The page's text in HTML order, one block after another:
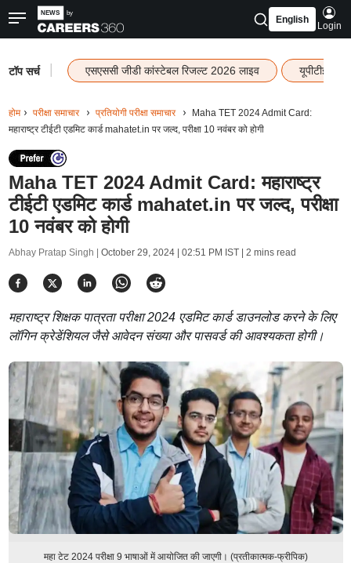
English
Login
टॉप सर्च एसएससी जीडी कांस्टेबल रिजल्ट 2026 लाइव यूपीटीईटी
होम परीक्षा समाचार प्रतियोगी परीक्षा समाचार
Maha TET 2024 Admit Card:
महाराष्ट्र टीईटी एडमिट कार्ड mahatet.in पर जल्द, परीक्षा 10 नवंबर को होगी
Maha TET 2024 Admit Card: महाराष्ट्र
टीईटी एडमिट कार्ड mahatet.in पर जल्द, परीक्षा
10 नवंबर को होगी
Abhay Pratap Singh | October 29, 2024 | 02:51 PM IST| 2 mins read
महाराष्ट्र शिक्षक पात्रता परीक्षा 2024 एडमिट कार्ड डाउनलोड करने के लिए
लॉगिन क्रेडेंशियल जैसे आवेदन संख्या और पासवर्ड की आवश्यकता होगी।
महा टेट 2024 परीक्षा 9 भाषाओं में आयोजित की जाएगी। (प्रतीकात्मक-फ्रीपिक)